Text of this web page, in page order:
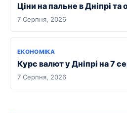
Ціни на пальне в Дніпрі та
7 Серпня, 2026
ЕКОНОМІКА
Курс валют у Дніпрі на 7
7 Серпня, 2026